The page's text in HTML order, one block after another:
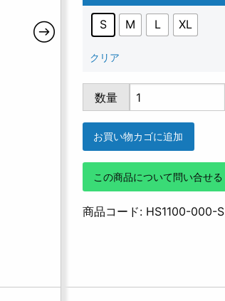
S M L XL
クリア
HS1100-
000
個
数量
お買い物カゴに追加
この商品について問い合せる
商品コード: HS1100-000-S